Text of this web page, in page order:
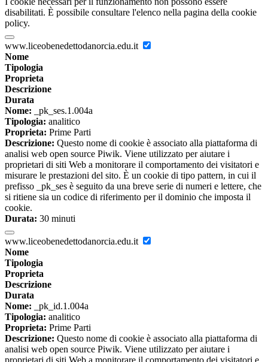
disabilitati. È possibile consultare l'elenco nella pagina della cookie
policy.
www.liceobenedettodanorcia.edu.it
Nome
Tipologia
Proprieta
Descrizione
Durata
Nome: _pk_ses.1.004a
Tipologia: analitico
Proprieta: Prime Parti
Descrizione: Questo nome di cookie è associato alla piattaforma di
analisi web open source Piwik. Viene utilizzato per aiutare i
proprietari di siti Web a monitorare il comportamento dei visitatori e
misurare le prestazioni del sito. È un cookie di tipo pattern, in cui il
prefisso _pk_ses è seguito da una breve serie di numeri e lettere, che
si ritiene sia un codice di riferimento per il dominio che imposta il
cookie.
Durata: 30 minuti
www.liceobenedettodanorcia.edu.it
Nome
Tipologia
Proprieta
Descrizione
Durata
Nome: _pk_id.1.004a
Tipologia: analitico
Proprieta: Prime Parti
Descrizione: Questo nome di cookie è associato alla piattaforma di
analisi web open source Piwik. Viene utilizzato per aiutare i
proprietari di siti Web a monitorare il comportamento dei visitatori e